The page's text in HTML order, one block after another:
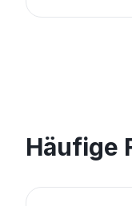
Häufige